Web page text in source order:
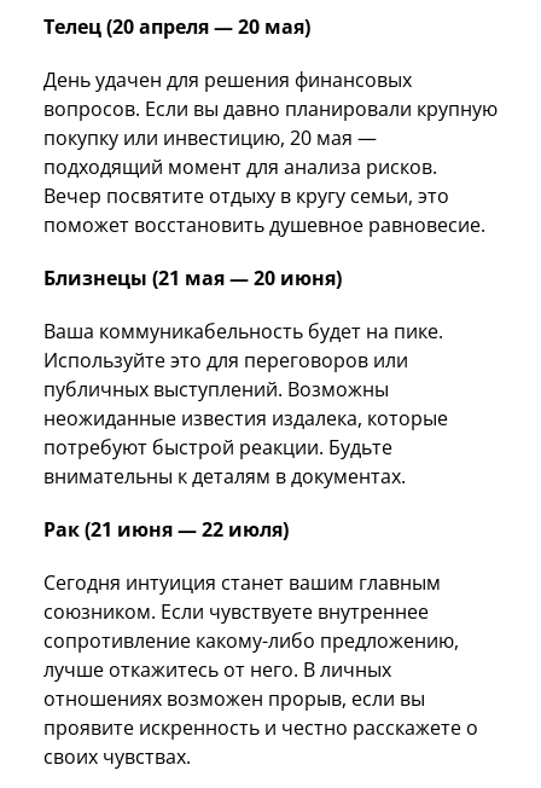
Телец (20 апреля — 20 мая)
День удачен для решения финансовых
вопросов. Если вы давно планировали крупную
покупку или инвестицию, 20 мая —
подходящий момент для анализа рисков.
Вечер посвятите отдыху в кругу семьи, это
поможет восстановить душевное равновесие.
Близнецы (21 мая — 20 июня)
Ваша коммуникабельность будет на пике.
Используйте это для переговоров или
публичных выступлений. Возможны
неожиданные известия издалека, которые
потребуют быстрой реакции. Будьте
внимательны к деталям в документах.
Рак (21 июня — 22 июля)
Сегодня интуиция станет вашим главным
союзником. Если чувствуете внутреннее
сопротивление какому-либо предложению,
лучше откажитесь от него. В личных
отношениях возможен прорыв, если вы
проявите искренность и честно расскажете о
своих чувствах.